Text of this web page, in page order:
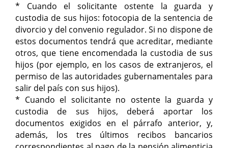
* Cuando el solicitante ostente la guarda y
custodia de sus hijos: fotocopia de la sentencia de
divorcio y del convenio regulador. Si no dispone de
estos documentos tendrá que acreditar, mediante
otros, que tiene encomendada la custodia de sus
hijos (por ejemplo, en los casos de extranjeros, el
permiso de las autoridades gubernamentales para
salir del país con sus hijos).
* Cuando el solicitante no ostente la guarda y
custodia de sus hijos, deberá aportar los
documentos exigidos en el párrafo anterior, y,
además, los tres últimos recibos bancarios